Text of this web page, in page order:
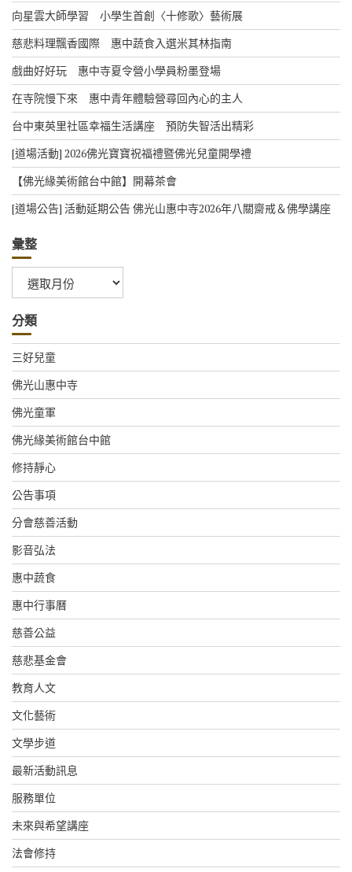
向星雲大師學習 小學生首創〈十修歌〉藝術展
慈悲料理飄香國際 惠中蔬食入選米其林指南
戲曲好好玩 惠中寺夏令營小學員粉墨登場
在寺院慢下來 惠中青年體驗營尋回內心的主人
台中東英里社區幸福生活講座 預防失智活出精彩
[道場活動] 2026佛光寶寶祝福禮暨佛光兒童開學禮
【佛光緣美術館台中館】開幕茶會
[道場公告] 活動延期公告 佛光山惠中寺2026年八關齋戒＆佛學講座
彙整
整
分類
三好兒童
佛光山惠中寺
佛光童軍
佛光緣美術館台中館
修持靜心
公告事項
分會慈善活動
影音弘法
惠中蔬食
惠中行事曆
慈善公益
慈悲基金會
教育人文
文化藝術
文學步道
最新活動訊息
服務單位
未來與希望講座
法會修持